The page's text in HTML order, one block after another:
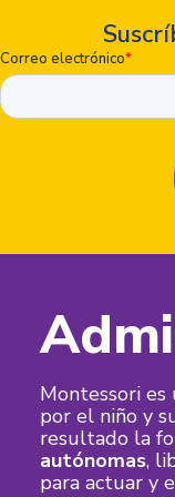
Montessori
por el niño y
resultado la
autónomas,
para actuar y